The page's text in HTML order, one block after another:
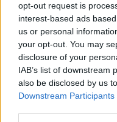
opt-out request is
interest-based ads
us or personal
your opt-out. You may
disclosure of your
IAB’s list of downstream
also be disclosed by us
Downstream Participants
Ξεκινούν οι ετήσιες
Κινηματογράφου Χανίων
7 Αυγούστου, 2026
Ισπανία: Απολιθώματα
Ευρωπαίοι ίσως
7 Αυγούστου, 2026